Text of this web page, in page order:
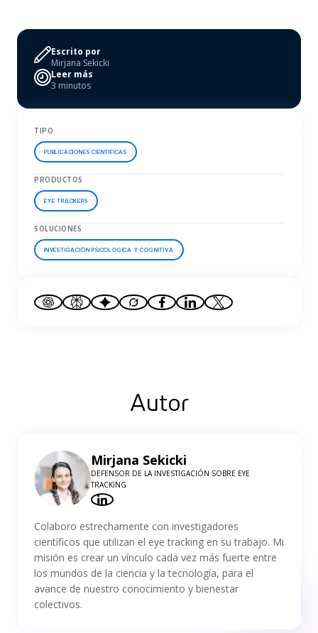
Escrito por
Mirjana Sekicki
Leer más
3 minutos
TIPO
PUBLICACIONES CIENTIFICAS
PRODUCTOS
EYE TRACKERS
SOLUCIONES
INVESTIGACIÓN PSICOLOGICA Y COGNITIVA
Autor
Mirjana Sekicki
DEFENSOR DE LA INVESTIGACIÓN SOBRE EYE
TRACKING
Colaboro estrechamente con investigadores
científicos que utilizan el eye tracking en su trabajo. Mi
misión es crear un vínculo cada vez más fuerte entre
los mundos de la ciencia y la tecnología, para el
avance de nuestro conocimiento y bienestar
colectivos.